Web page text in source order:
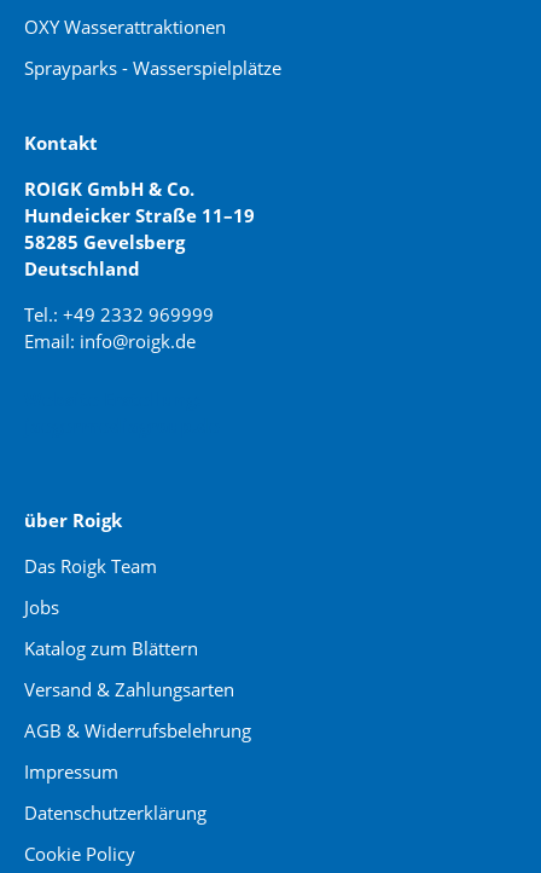
OXY Wasserattraktionen
Sprayparks - Wasserspielplätze
Kontakt
ROIGK GmbH & Co.
Hundeicker Straße 11–19
58285 Gevelsberg
Deutschland
Tel.: +49 2332 969999
Email: info@roigk.de
über Roigk
Das Roigk Team
Jobs
Katalog zum Blättern
Versand & Zahlungsarten
AGB & Widerrufsbelehrung
Impressum
Datenschutzerklärung
Cookie Policy